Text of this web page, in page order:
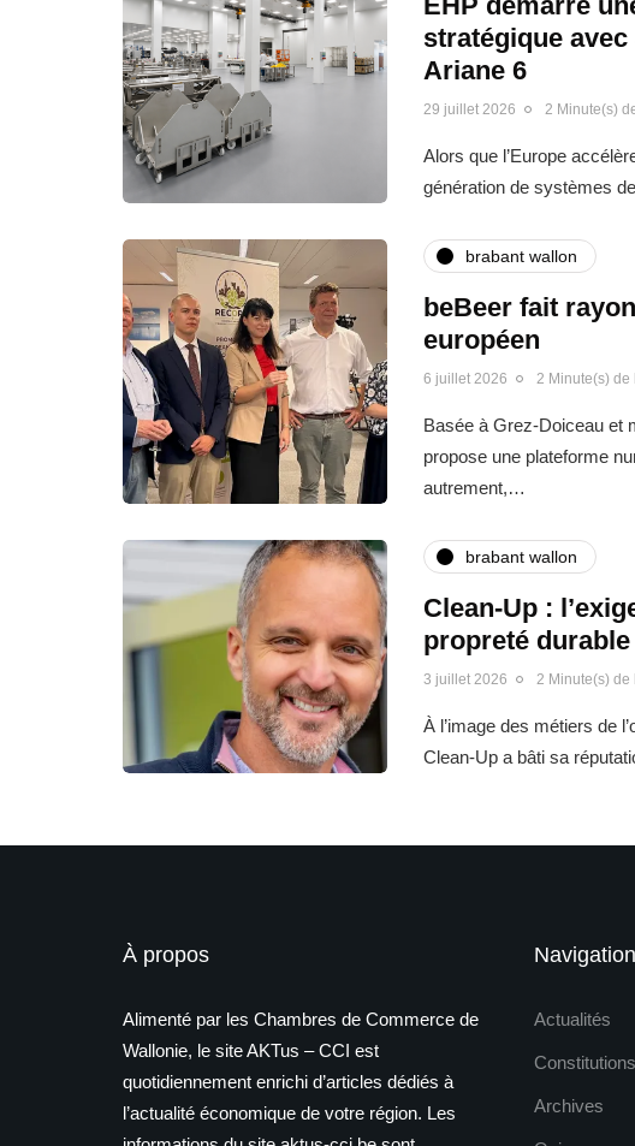
stratégique
Ariane 6
29 juillet 2026 2 Minute(s)
Alors que l’Europe
génération de systèmes
brabant wallon
beBeer fait
européen
6 juillet 2026 2 Minute(s) de
Basée à Grez-Doiceau et
propose une plateforme
autrement,…
brabant wallon
Clean-Up :
propreté durable
3 juillet 2026 2 Minute(s) de
À l’image des métiers de
Clean-Up a bâti sa
À propos
Alimenté par les Chambres de Commerce de
Wallonie, le site AKTus – CCI est
quotidiennement enrichi d’articles dédiés à
l’actualité économique de votre région. Les
Navigation
Actualités
Archives